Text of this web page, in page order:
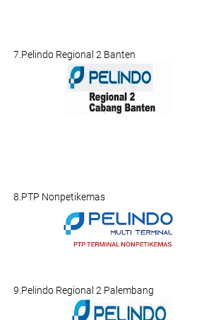
7.Pelindo Regional 2 Banten
8.PTP Nonpetikemas
9.Pelindo Regional 2 Palembang